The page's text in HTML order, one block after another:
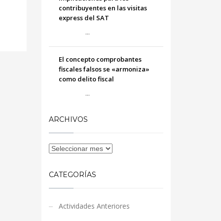
contribuyentes en las visitas
express del SAT
...
El concepto comprobantes
fiscales falsos se «armoniza»
como delito fiscal
...
ARCHIVOS
CATEGORÍAS
Actividades Anteriores